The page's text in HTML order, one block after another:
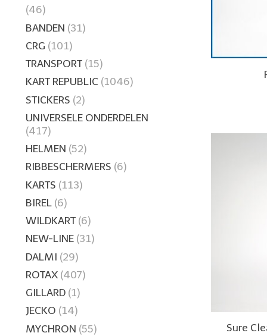
(46)
BANDEN (31)
CRG (101)
TRANSPORT (15)
KART REPUBLIC (1046)
STICKERS (2)
UNIVERSELE ONDERDELEN
(417)
HELMEN (52)
RIBBESCHERMERS (6)
KARTS (113)
BIREL (6)
WILDKART (6)
NEW-LINE (31)
DALMI (29)
ROTAX (407)
GILLARD (1)
JECKO (14)
MYCHRON (55)
Sure